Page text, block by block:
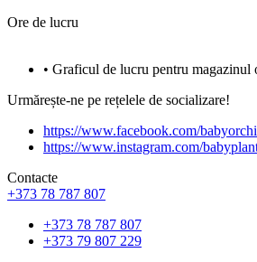
Ore de lucru
• Graficul de lucru pentru magazinul
Urmărește-ne pe rețelele de socializare!
https://www.facebook.com/
https://www.instagram.com/
Contacte
+373 78 787 807
+373 78 787 807
+373 79 807 229